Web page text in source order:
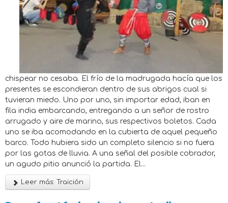
chispear no cesaba. El frío de la madrugada hacía que los
presentes se escondieran dentro de sus abrigos cual si
tuvieran miedo. Uno por uno, sin importar edad, iban en
fila india embarcando, entregando a un señor de rostro
arrugado y aire de marino, sus respectivos boletos. Cada
uno se iba acomodando en la cubierta de aquel pequeño
barco. Todo hubiera sido un completo silencio si no fuera
por las gotas de lluvia. A una señal del posible cobrador,
un agudo pitio anunció la partida. El...
Leer más: Traición